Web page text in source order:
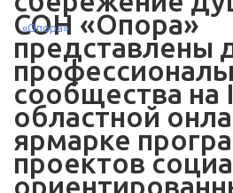
СОН «Опора»
представлены
сообщества на
областной
ярмарке
проектов